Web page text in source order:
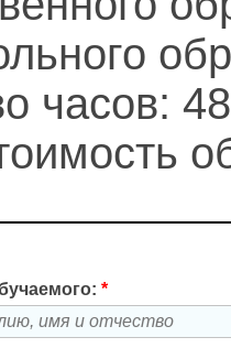
часов:
*